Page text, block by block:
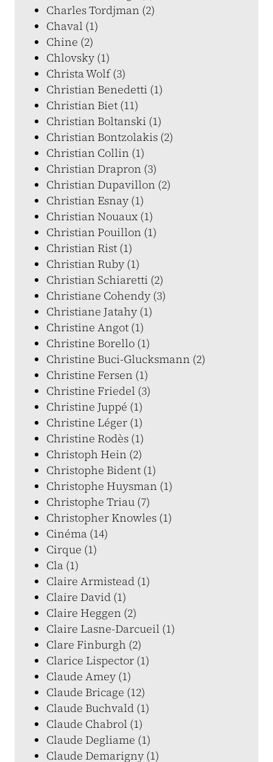
Charles Tordjman (2)
Chaval (1)
Chine (2)
Chlovsky (1)
Christa Wolf (3)
Christian Benedetti (1)
Christian Biet (11)
Christian Boltanski (1)
Christian Bontzolakis (2)
Christian Collin (1)
Christian Drapron (3)
Christian Dupavillon (2)
Christian Esnay (1)
Christian Nouaux (1)
Christian Pouillon (1)
Christian Rist (1)
Christian Ruby (1)
Christian Schiaretti (2)
Christiane Cohendy (3)
Christiane Jatahy (1)
Christine Angot (1)
Christine Borello (1)
Christine Buci-Glucksmann (2)
Christine Fersen (1)
Christine Friedel (3)
Christine Juppé (1)
Christine Léger (1)
Christine Rodès (1)
Christoph Hein (2)
Christophe Bident (1)
Christophe Huysman (1)
Christophe Triau (7)
Christopher Knowles (1)
Cinéma (14)
Cirque (1)
Cla (1)
Claire Armistead (1)
Claire David (1)
Claire Heggen (2)
Claire Lasne-Darcueil (1)
Clare Finburgh (2)
Clarice Lispector (1)
Claude Amey (1)
Claude Bricage (12)
Claude Buchvald (1)
Claude Chabrol (1)
Claude Degliame (1)
Claude Demarigny (1)